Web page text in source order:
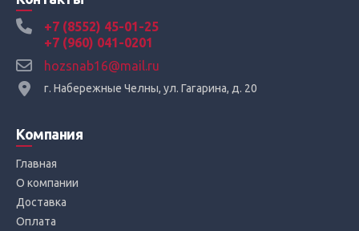
+7 (8552) 45-01-25
+7 (960) 041-0201
hozsnab16@mail.ru
г. Набережные Челны, ул. Гагарина, д. 20
Компания
Главная
О компании
Доставка
Оплата